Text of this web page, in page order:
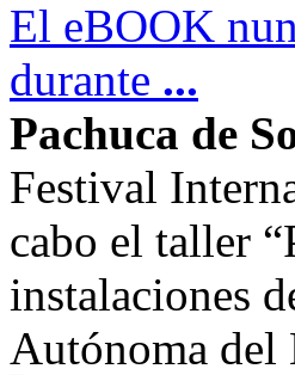
El eBOOK
durante ...
Pachuca de
Festival
cabo el taller
instalaciones
Autónoma del